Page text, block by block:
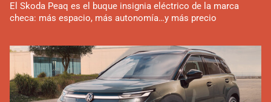
El Skoda Peaq es el buque insignia eléctrico de la marca
checa: más espacio, más autonomía…y más precio